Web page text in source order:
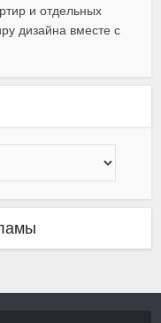
и отдельных
дизайна вместе с